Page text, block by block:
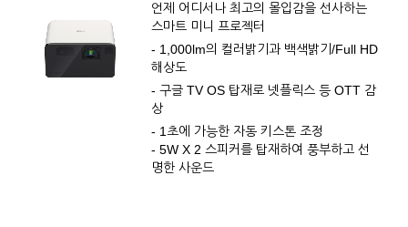
언제 어디서나 최고의 몰입감을 선사하는
스마트 미니 프로젝터
- 1,000lm의 컬러밝기과 백색밝기/Full HD
해상도
- 구글 TV OS 탑재로 넷플릭스 등 OTT 감
상
- 1초에 가능한 자동 키스톤 조정
- 5W X 2 스피커를 탑재하여 풍부하고 선
명한 사운드